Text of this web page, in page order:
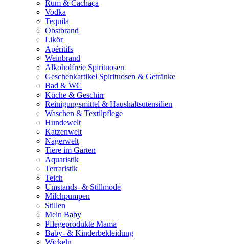
Rum & Cachaça
Vodka
Tequila
Obstbrand
Likör
Apéritifs
Weinbrand
Alkoholfreie Spirituosen
Geschenkartikel Spirituosen & Getränke
Bad & WC
Küche & Geschirr
Reinigungsmittel & Haushaltsutensilien
Waschen & Textilpflege
Hundewelt
Katzenwelt
Nagerwelt
Tiere im Garten
Aquaristik
Terraristik
Teich
Umstands- & Stillmode
Milchpumpen
Stillen
Mein Baby
Pflegeprodukte Mama
Baby- & Kinderbekleidung
Wickeln